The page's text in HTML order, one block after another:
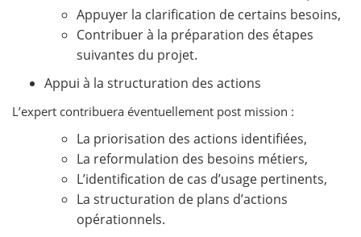
Appuyer la clarification de certains besoins,
Contribuer à la préparation des étapes
suivantes du projet.
Appui à la structuration des actions
L’expert contribuera éventuellement post mission :
La priorisation des actions identifiées,
La reformulation des besoins métiers,
L’identification de cas d’usage pertinents,
La structuration de plans d’actions
opérationnels.